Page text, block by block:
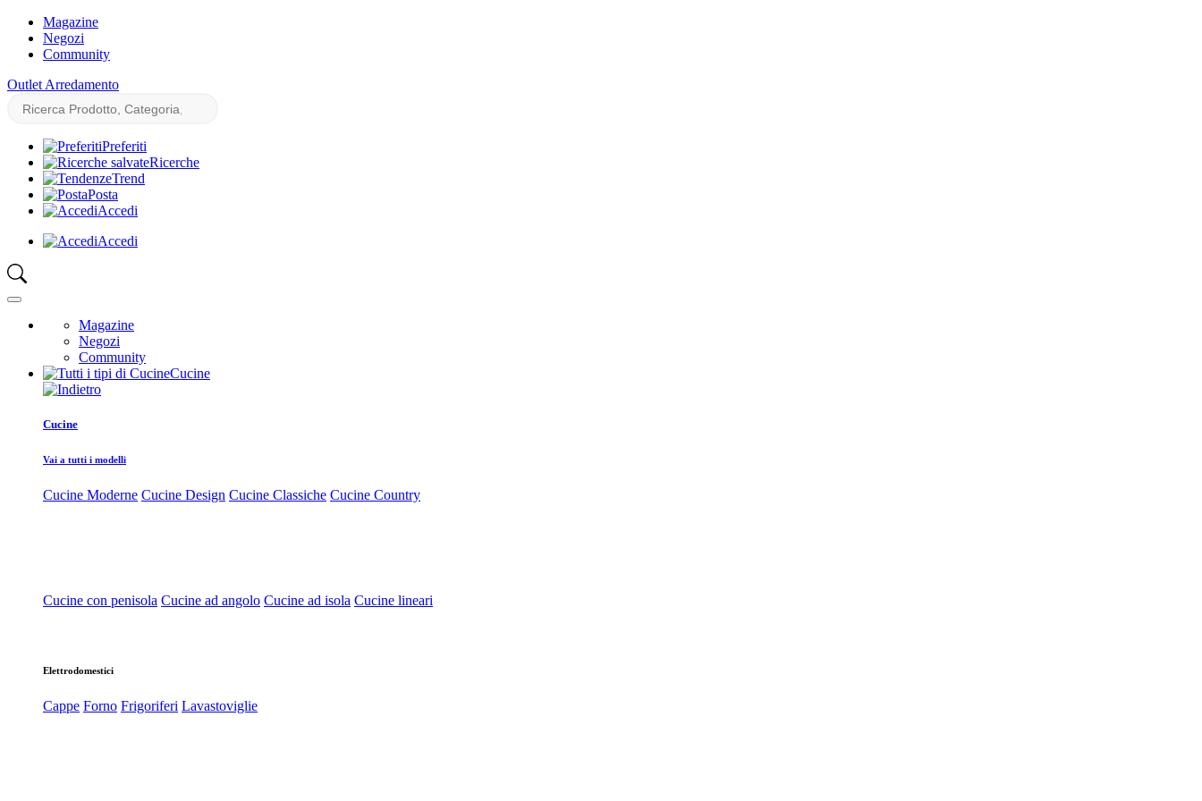
Magazine
Negozi
Community
Outlet Arredamento
Preferiti
Ricerche
Trend
Posta
Accedi
Accedi
Magazine
Negozi
Community
Cucine
Cucine
Vai a tutti i modelli
Cucine Moderne Cucine Design Cucine Classiche Cucine Country
Cucine con penisola Cucine ad angolo Cucine ad isola Cucine lineari
Elettrodomestici
Cappe Forno Frigoriferi Lavastoviglie